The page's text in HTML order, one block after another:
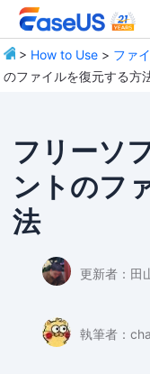
> How to Use > ファ
のファイルを復元する方
フリーソ
ントのフ
法
更新者： 田
執筆者：